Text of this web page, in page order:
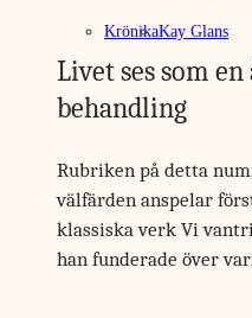
KrönikaKay Glans
Livet ses som
behandling
Rubriken på detta
välfärden anspelar
klassiska verk Vi
han funderade över